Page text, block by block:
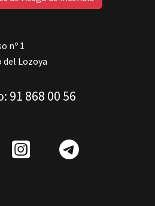
nº 1
del Lozoya
91 868 00 56
IG